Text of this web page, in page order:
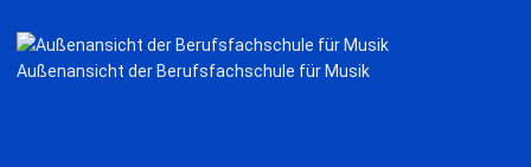
Außenansicht der Berufsfachschule für Musik